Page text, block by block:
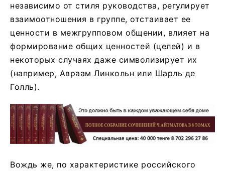
независимо от стиля руководства, регулирует
взаимоотношения в группе, отстаивает ее
ценности в межгрупповом общении, влияет на
формирование общих ценностей (целей) и в
некоторых случаях даже символизирует их
(например, Авраам Линкольн или Шарль де
Голль).
Вождь же, по характеристике российского